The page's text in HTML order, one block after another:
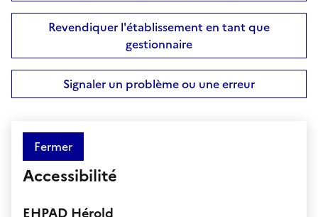
Revendiquer l'établissement en tant que
gestionnaire
Signaler un problème ou une erreur
Fermer
Accessibilité
EHPAD Hérold